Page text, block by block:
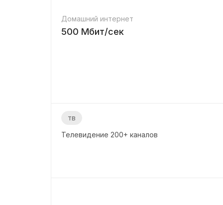
Домашний интернет
500 Мбит/сек
тв
Телевидение 200+ каналов